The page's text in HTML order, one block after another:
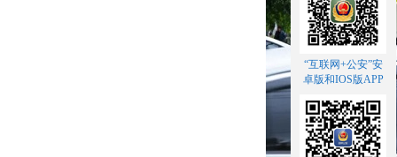
“互联网+公安”安
卓版和IOS版APP